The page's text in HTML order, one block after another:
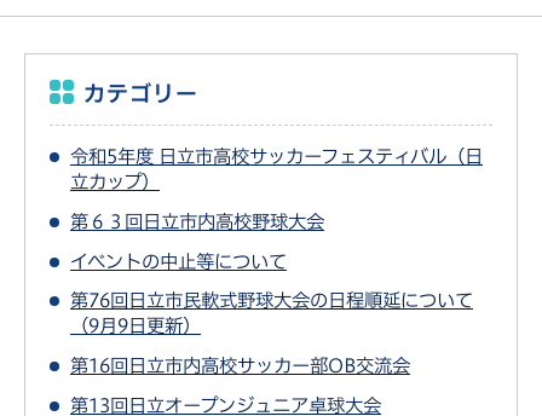
カテゴリー
令和5年度 日立市高校サッカーフェスティバル（日
立カップ）
第６３回日立市内高校野球大会
イベントの中止等について
第76回日立市民軟式野球大会の日程順延について
（9月9日更新）
第16回日立市内高校サッカー部OB交流会
第13回日立オープンジュニア卓球大会